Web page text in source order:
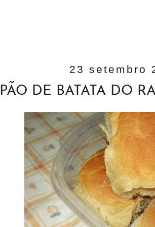
23 setembro
PÃO DE BATATA DO